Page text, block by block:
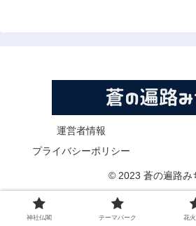
運営者情報
プライバシーポリシー
© 2023 蒼の遍路み
神社仏閣 テーマパーク 花